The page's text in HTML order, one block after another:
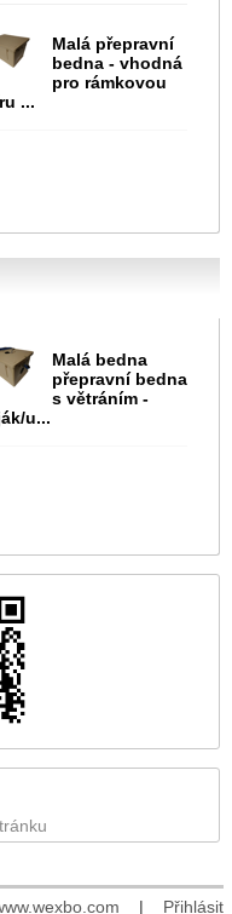
Malá přepravní
bedna - vhodná
pro rámkovou
...
Malá bedna
přepravní bedna
s větráním -
u...
| Přihlásit